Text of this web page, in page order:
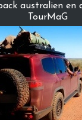
australien en
TourMaG